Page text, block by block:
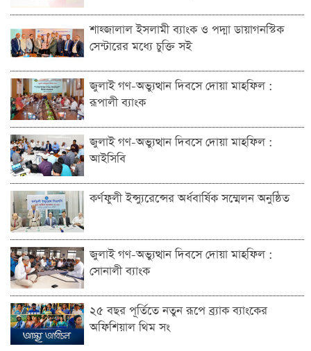
শাহ্জালাল ইসলামী ব্যাংক ও পদ্মা ডায়াগনস্টিক
সেন্টারের মধ্যে চুক্তি সই
জুলাই গণ-অভ্যুত্থান দিবসে দোয়া মাহফিল :
রূপালী ব্যাংক
জুলাই গণ-অভ্যুত্থান দিবসে দোয়া মাহফিল :
আইসিবি
কর্ণফুলী ইন্স্যুরেন্সের অর্ধবার্ষিক সম্মেলন অনুষ্ঠিত
জুলাই গণ-অভ্যুত্থান দিবসে দোয়া মাহফিল :
সোনালী ব্যাংক
২৫ বছর পূর্তিতে নতুন রূপে ব্র্যাক ব্যাংকের
অফিশিয়াল থিম সং